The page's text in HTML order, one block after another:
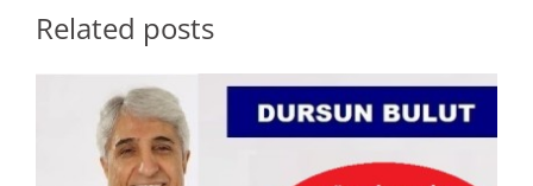
Related posts